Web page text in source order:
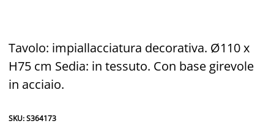
Tavolo: impiallacciatura decorativa. Ø110 x
H75 cm Sedia: in tessuto. Con base girevole
in acciaio.
SKU: S364173